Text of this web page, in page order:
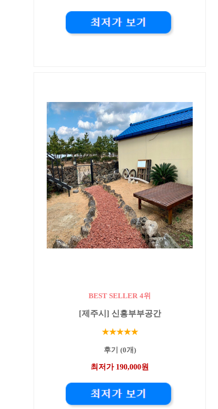
BEST SELLER 4위
[제주시] 신흥부부공간
★★★★★
후기 (0개)
최저가 190,000원